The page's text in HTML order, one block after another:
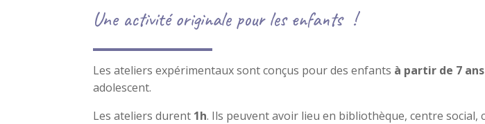
Une activité originale pour les enfants !
Les ateliers expérimentaux sont conçus pour des enfants à partir de 7
adolescent.
Les ateliers durent 1h. Ils peuvent avoir lieu en bibliothèque, centre social,